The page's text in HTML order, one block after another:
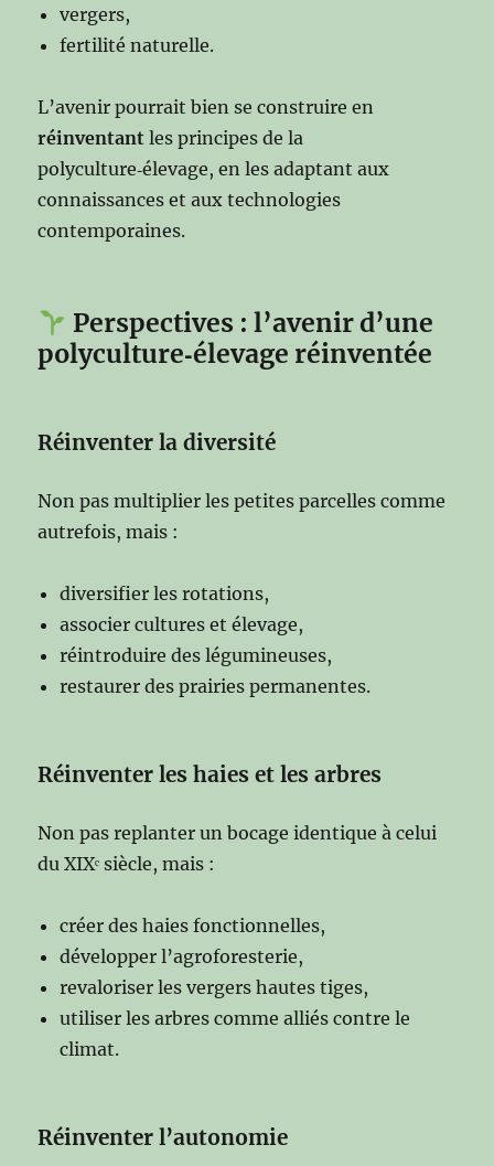
vergers,
fertilité naturelle.
L’avenir pourrait bien se construire en
réinventant les principes de la
polyculture‑élevage, en les adaptant aux
connaissances et aux technologies
contemporaines.
Perspectives : l’avenir d’une
polyculture‑élevage réinventée
Réinventer la diversité
Non pas multiplier les petites parcelles comme
autrefois, mais :
diversifier les rotations,
associer cultures et élevage,
réintroduire des légumineuses,
restaurer des prairies permanentes.
Réinventer les haies et les arbres
Non pas replanter un bocage identique à celui
du XIXᵉ siècle, mais :
créer des haies fonctionnelles,
développer l’agroforesterie,
revaloriser les vergers hautes tiges,
utiliser les arbres comme alliés contre le
climat.
Réinventer l’autonomie